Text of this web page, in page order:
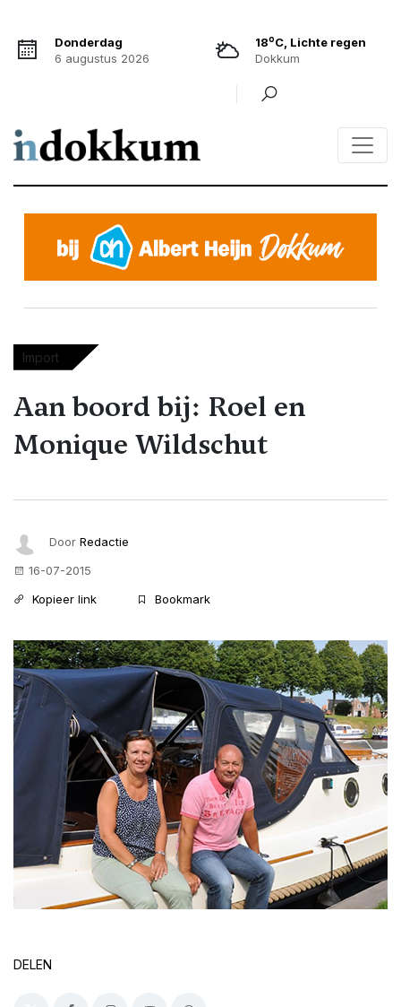
Donderdag
6 augustus 2026
18oC, Lichte regen
Dokkum
Import
Aan boord bij: Roel en
Monique Wildschut
Door Redactie
16-07-2015
Kopieer link
Bookmark
DELEN